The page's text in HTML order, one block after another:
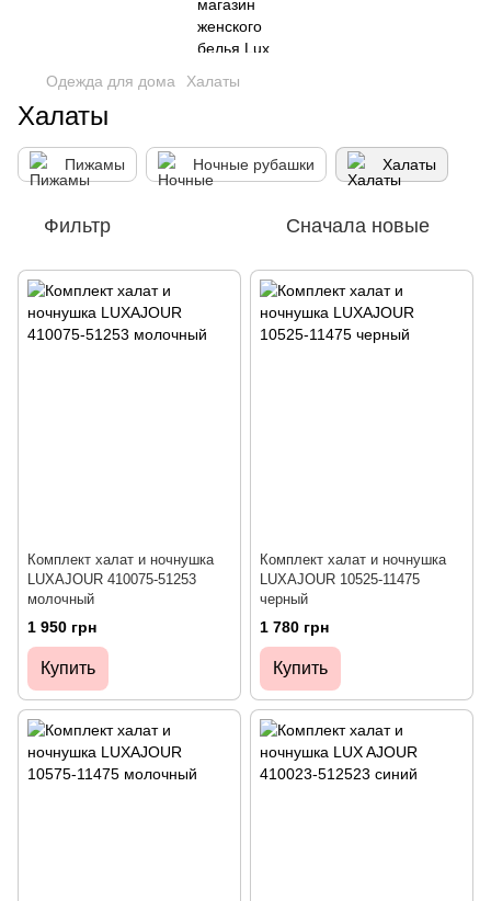
Одежда для дома Халаты
Халаты
Пижамы Ночные рубашки Халаты
Фильтр Сначала новые
Комплект халат и ночнушка
LUXAJOUR 410075-51253
молочный
1 950 грн
Купить
Комплект халат и ночнушка
LUXAJOUR 10525-11475
черный
1 780 грн
Купить